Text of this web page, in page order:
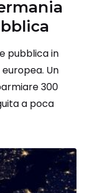
pubblica in
Un
300
a poca